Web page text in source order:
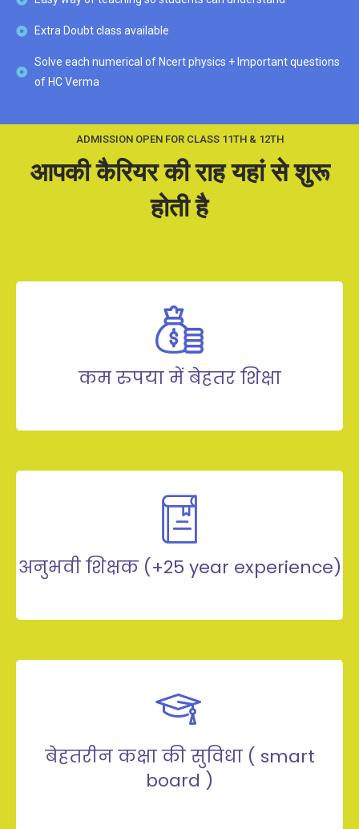
Extra Doubt class available
Solve each numerical of Ncert physics + Important questions
of HC Verma
ADMISSION OPEN FOR CLASS 11TH & 12TH
आपकी कैरियर की राह यहां से शुरू
होती है
कम रुपया में बेहतर शिक्षा
अनुभवी शिक्षक (+25 year experience)
बेहतरीन कक्षा की सुविधा ( smart
board )